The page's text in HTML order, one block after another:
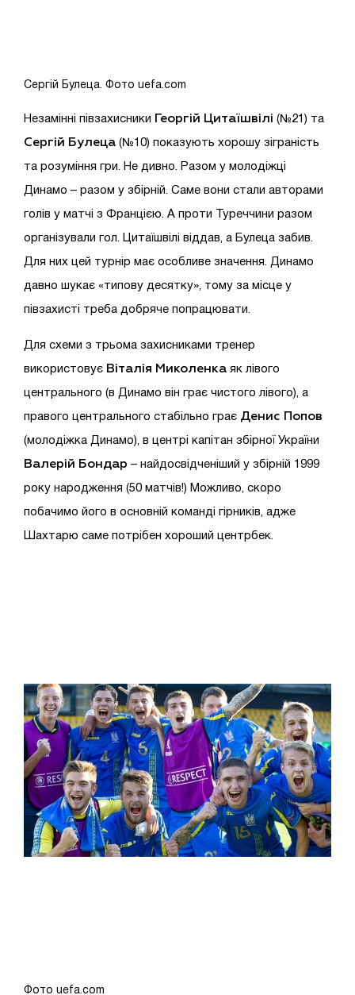
Сергій Булеца. Фото uefa.com
Незамінні півзахисники Георгій Цитаїшвілі (№21) та
Сергій Булеца (№10) показують хорошу зіграність
та розуміння гри. Не дивно. Разом у молодіжці
Динамо – разом у збірній. Саме вони стали авторами
голів у матчі з Францією. А проти Туреччини разом
організували гол. Цитаїшвілі віддав, а Булеца забив.
Для них цей турнір має особливе значення. Динамо
давно шукає «типову десятку», тому за місце у
півзахисті треба добряче попрацювати.
Для схеми з трьома захисниками тренер
використовує Віталія Миколенка як лівого
центрального (в Динамо він грає чистого лівого), а
правого центрального стабільно грає Денис Попов
(молодіжка Динамо), в центрі капітан збірної України
Валерій Бондар – найдосвідченіший у збірній 1999
року народження (50 матчів!) Можливо, скоро
побачимо його в основній команді гірників, адже
Шахтарю саме потрібен хороший центрбек.
Фото uefa.com